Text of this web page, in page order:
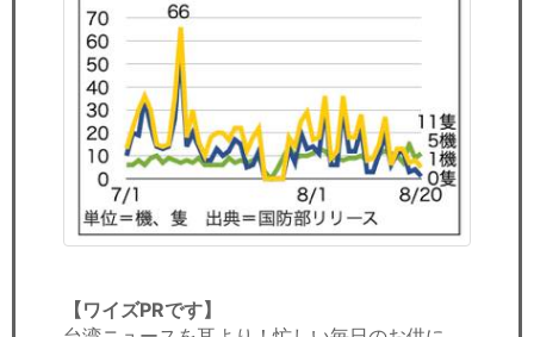
【ワイズPRです】